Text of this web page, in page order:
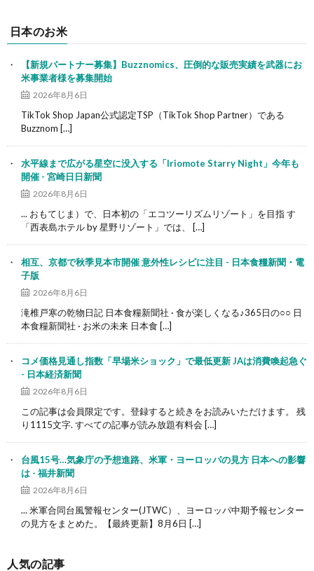
日本のお米
【新規パートナー募集】Buzznomics、圧倒的な販売実績を武器にお
米事業者様を募集開始
2026年8月6日
TikTok Shop Japan公式認定TSP（TikTok Shop Partner）である
Buzznom […]
水平線まで広がる星空に没入する「Iriomote Starry Night」今年も
開催 - 宮崎日日新聞
2026年8月6日
... おもてじま）で、日本初の「エコツーリズムリゾート」を目指 す
「西表島ホテル by 星野リゾート」では、 […]
相互、京都で秋季見本市開催 意外性レシピに注目 - 日本食糧新聞・電
子版
2026年8月6日
滝椎戸寒の乾物日記 日本食糧新聞社 · 食が楽しくなる♪365日の○○ 日
本食糧新聞社 · お米の未来 日本食 […]
コメ価格見通し指数「早場米ショック」で最低更新 JAは消費喚起急ぐ
- 日本経済新聞
2026年8月6日
この記事は会員限定です。登録すると続きをお読みいただけます。 残
り1115文字. すべての記事が読み放題有料会 […]
台風15号…気象庁の予想進路、米軍・ヨーロッパの見方 日本への影響
は - 福井新聞
2026年8月6日
... 米軍合同台風警報センター(JTWC）、ヨーロッパ中期予報センター
の見方をまとめた。【最終更新】8月6日 […]
人気の記事